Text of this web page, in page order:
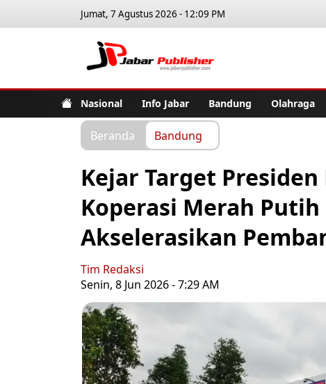
Jumat, 7 Agustus 2026 - 12:09 PM
Nasional Info Jabar Bandung Olahraga
Beranda Bandung
Kejar Target
Koperasi Merah Putih
Akselerasikan
Tim Redaksi
Senin, 8 Jun 2026 - 7:29 AM